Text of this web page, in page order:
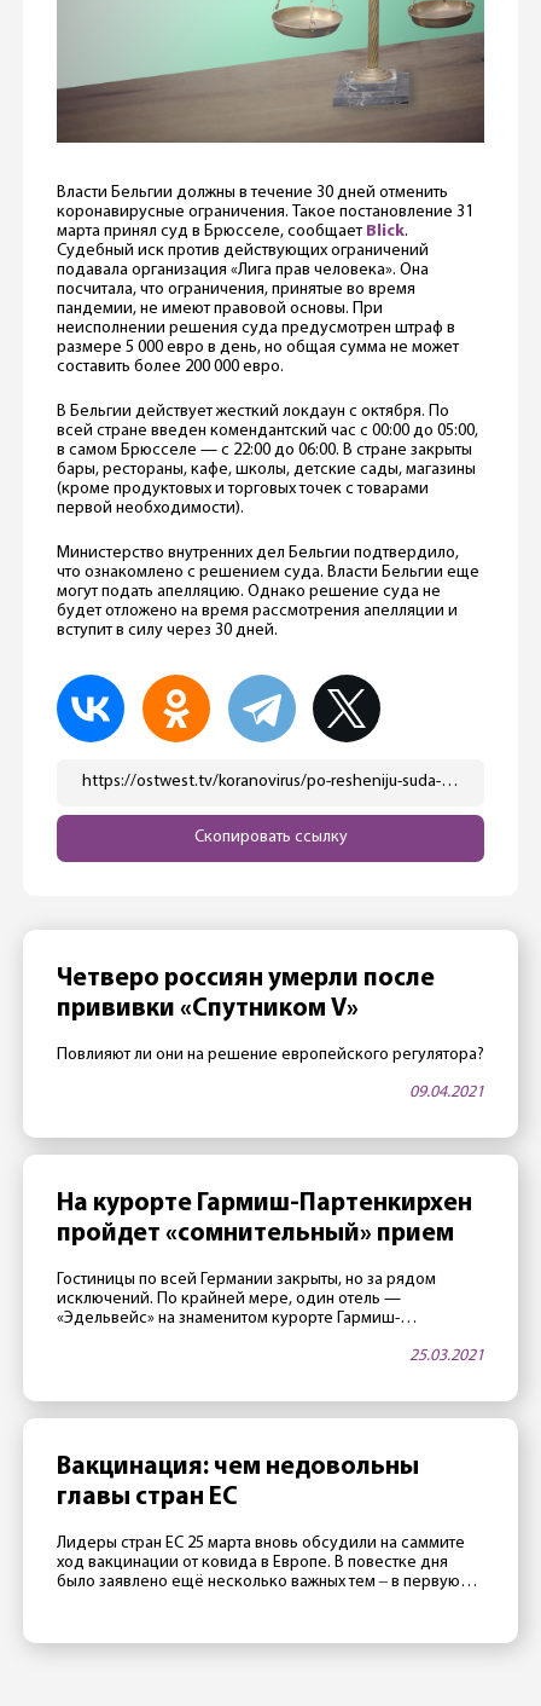
Власти Бельгии должны в течение 30 дней отменить
коронавирусные ограничения. Такое постановление 31
марта принял суд в Брюсселе, сообщает Blick.
Судебный иск против действующих ограничений
подавала организация «Лига прав человека». Она
посчитала, что ограничения, принятые во время
пандемии, не имеют правовой основы. При
неисполнении решения суда предусмотрен штраф в
размере 5 000 евро в день, но общая сумма не может
составить более 200 000 евро.
В Бельгии действует жесткий локдаун с октября. По
всей стране введен комендантский час с 00:00 до 05:00,
в самом Брюсселе — с 22:00 до 06:00. В стране закрыты
бары, рестораны, кафе, школы, детские сады, магазины
(кроме продуктовых и торговых точек с товарами
первой необходимости).
Министерство внутренних дел Бельгии подтвердило,
что ознакомлено с решением суда. Власти Бельгии еще
могут подать апелляцию. Однако решение суда не
будет отложено на время рассмотрения апелляции и
вступит в силу через 30 дней.
https://ostwest.tv/koranovirus/po-resheniju-suda-vlasti-belgii-dolzhny-otmenit-lokdaun/
Скопировать ссылку
Четверо россиян умерли после
прививки «Спутником V»
Повлияют ли они на решение европейского регулятора?
09.04.2021
На курорте Гармиш-Партенкирхен
пройдет «сомнительный» прием
Гостиницы по всей Германии закрыты, но за рядом
исключений. По крайней мере, один отель —
«Эдельвейс» на знаменитом курорте Гармиш-
известно 25 марта, в этой гостинице, принадлежащей
конференции запланировано на апрель. Как сообщили
25.03.2021
Вакцинация: чем недовольны
главы стран ЕС
Лидеры стран ЕС 25 марта вновь обсудили на саммите
ход вакцинации от ковида в Европе. В повестке дня
было заявлено ещё несколько важных тем ‒ в первую
прививочной кампании. Президент Франции Эмманюэль